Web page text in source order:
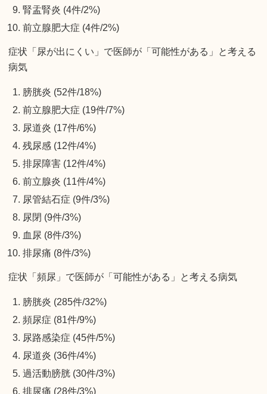
腎盂腎炎 (4件/2%)
前立腺肥大症 (4件/2%)
症状「尿が出にくい」で医師が「可能性がある」と考える
病気
膀胱炎 (52件/18%)
前立腺肥大症 (19件/7%)
尿道炎 (17件/6%)
残尿感 (12件/4%)
排尿障害 (12件/4%)
前立腺炎 (11件/4%)
尿管結石症 (9件/3%)
尿閉 (9件/3%)
血尿 (8件/3%)
排尿痛 (8件/3%)
症状「頻尿」で医師が「可能性がある」と考える病気
膀胱炎 (285件/32%)
頻尿症 (81件/9%)
尿路感染症 (45件/5%)
尿道炎 (36件/4%)
過活動膀胱 (30件/3%)
排尿痛 (28件/3%)